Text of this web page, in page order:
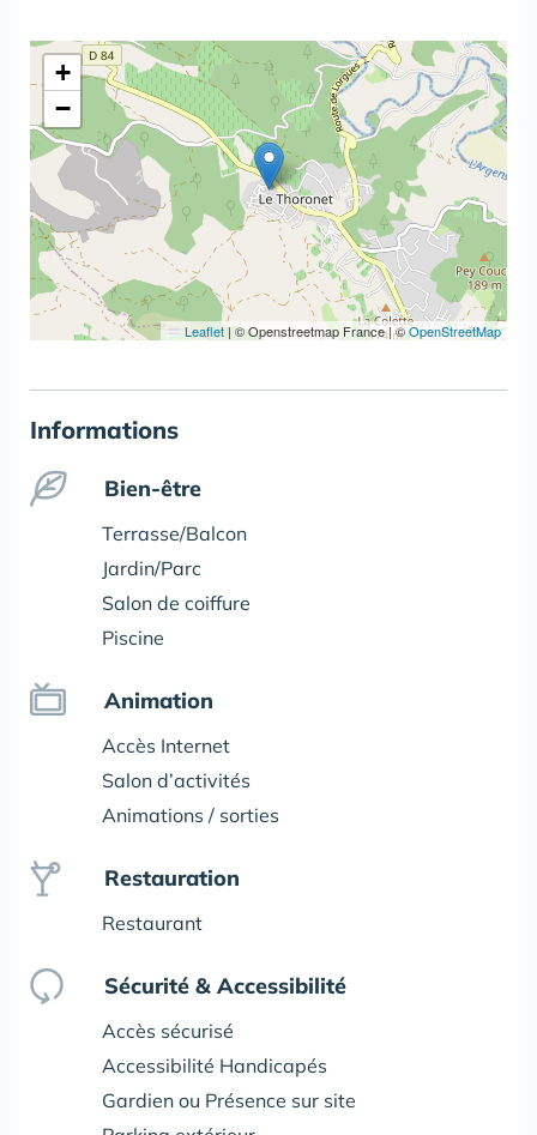
+
−
Leaflet| © Openstreetmap France | ©OpenStreetMap
Informations
Bien-être
Terrasse/Balcon
Jardin/Parc
Salon de coiffure
Piscine
Animation
Accès Internet
Salon d’activités
Animations / sorties
Restauration
Restaurant
Sécurité & Accessibilité
Accès sécurisé
Accessibilité Handicapés
Gardien ou Présence sur site